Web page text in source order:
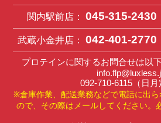
関内駅前店： 045-315-2430
武蔵小金井店： 042-401-2770
プロテインに関するお問合せは以
092-710-6115（日月
※倉庫作業、配送業務などで電話に出
ので、その際はメールしてください。